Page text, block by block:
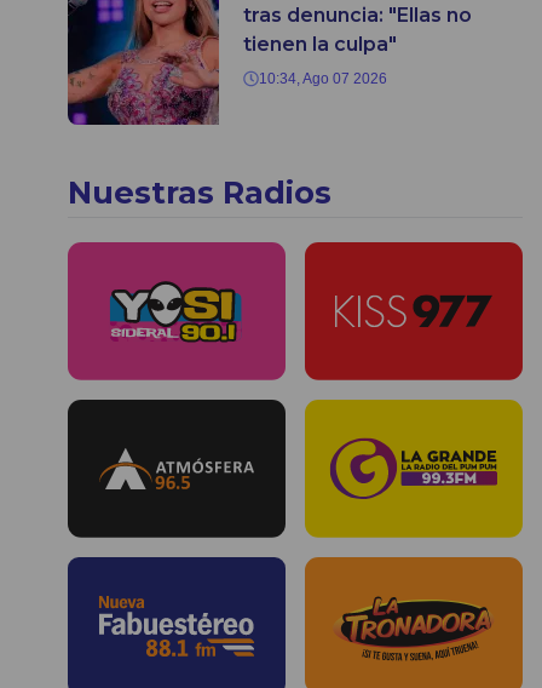
tras denuncia: "Ellas no
tienen la culpa"
10:34, Ago 07 2026
Nuestras Radios